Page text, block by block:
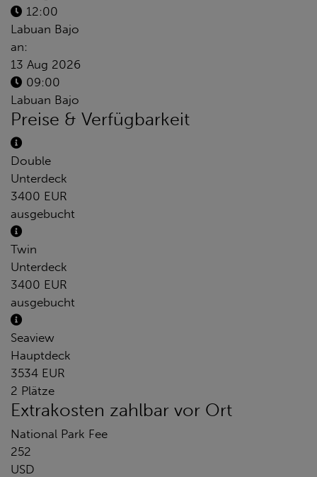
12:00
Labuan Bajo
an:
13 Aug 2026
09:00
Labuan Bajo
Preise & Verfügbarkeit
Double
Unterdeck
3400 EUR
ausgebucht
Twin
Unterdeck
3400 EUR
ausgebucht
Seaview
Hauptdeck
3534 EUR
2 Plätze
Extrakosten zahlbar vor Ort
National Park Fee
252
USD